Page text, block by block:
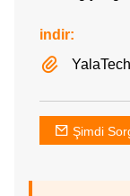
indir:
Şimdi